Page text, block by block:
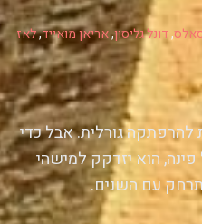
,דונל גליסון,אריאן מואייד,לאז
להרפתקה גורלית. אבל כדי
הוא יזדקק למישהי
עם השנים.